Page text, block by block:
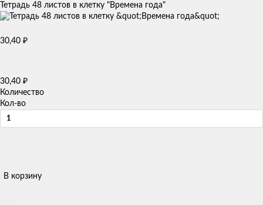
Тетрадь 48 листов в клетку "Времена года"
30,40 ₽
30,40 ₽
Количество
Кол-во
В корзину